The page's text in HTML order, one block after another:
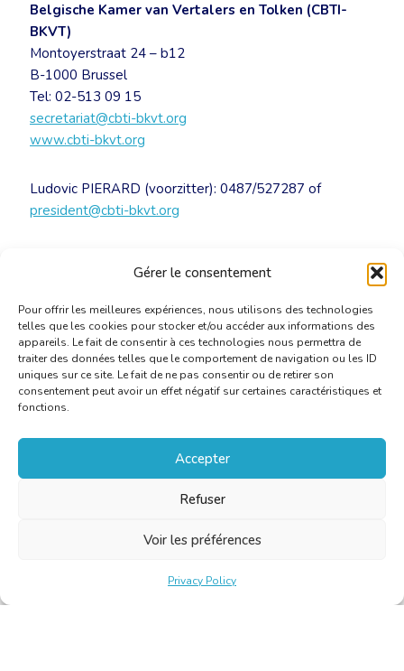
Gérer le consentement
Pour offrir les meilleures expériences, nous utilisons des technologies
telles que les cookies pour stocker et/ou accéder aux informations des
appareils. Le fait de consentir à ces technologies nous permettra de
traiter des données telles que le comportement de navigation ou les ID
uniques sur ce site. Le fait de ne pas consentir ou de retirer son
consentement peut avoir un effet négatif sur certaines caractéristiques et
fonctions.
Accepter
Refuser
Voir les préférences
Privacy Policy
Belgische Kamer van Vertalers en Tolken (CBTI-
BKVT)
Montoyerstraat 24 – b12
B-1000 Brussel
Tel: 02-513 09 15
secretariat@cbti-bkvt.org
www.cbti-bkvt.org
Ludovic PIERARD (voorzitter): 0487/527287 of
president@cbti-bkvt.org
problematiek is nog steeds actueel[PDF]